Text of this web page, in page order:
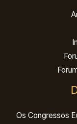
Os Congressos